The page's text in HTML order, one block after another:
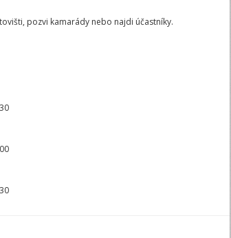
pozvi kamarády nebo najdi účastníky.